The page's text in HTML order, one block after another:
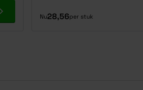
Ga naar product
Nu28,56per stuk